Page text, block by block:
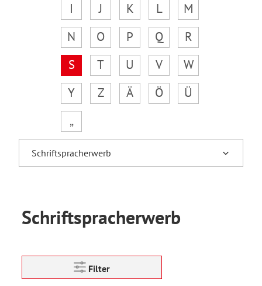
I
J K L
M
N
O P Q
R
S
T U V
W
Y
Z Ä Ö
Ü
„
Schriftspracherwerb
Filter